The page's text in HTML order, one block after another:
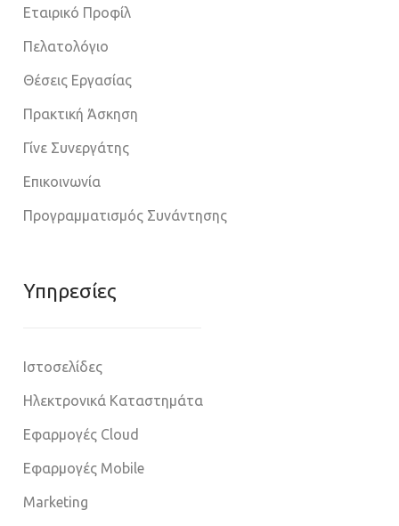
Εταιρικό Προφίλ
Πελατολόγιο
Θέσεις Εργασίας
Πρακτική Άσκηση
Γίνε Συνεργάτης
Επικοινωνία
Προγραμματισμός Συνάντησης
Υπηρεσίες
Ιστοσελίδες
Ηλεκτρονικά Καταστημάτα
Εφαρμογές Cloud
Εφαρμογές Mobile
Marketing